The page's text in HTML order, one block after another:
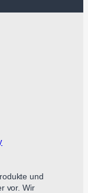
und
vor. Wir